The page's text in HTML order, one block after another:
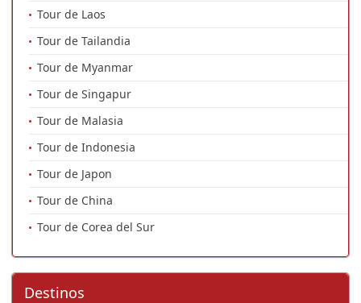
Tour de Laos
Tour de Tailandia
Tour de Myanmar
Tour de Singapur
Tour de Malasia
Tour de Indonesia
Tour de Japon
Tour de China
Tour de Corea del Sur
Destinos